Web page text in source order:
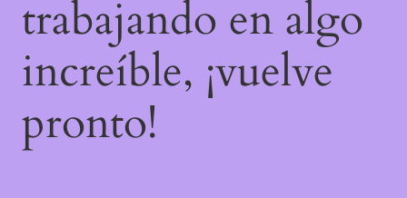
trabajando en algo
increíble, ¡vuelve
pronto!